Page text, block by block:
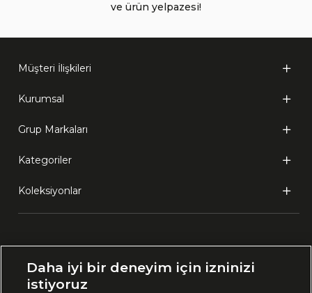
ve ürün yelpazesi!
Müşteri İlişkileri
Kurumsal
Grup Markaları
Kategoriler
Koleksiyonlar
🇹🇷 Türkiye
Daha iyi bir deneyim için izninizi
istiyoruz